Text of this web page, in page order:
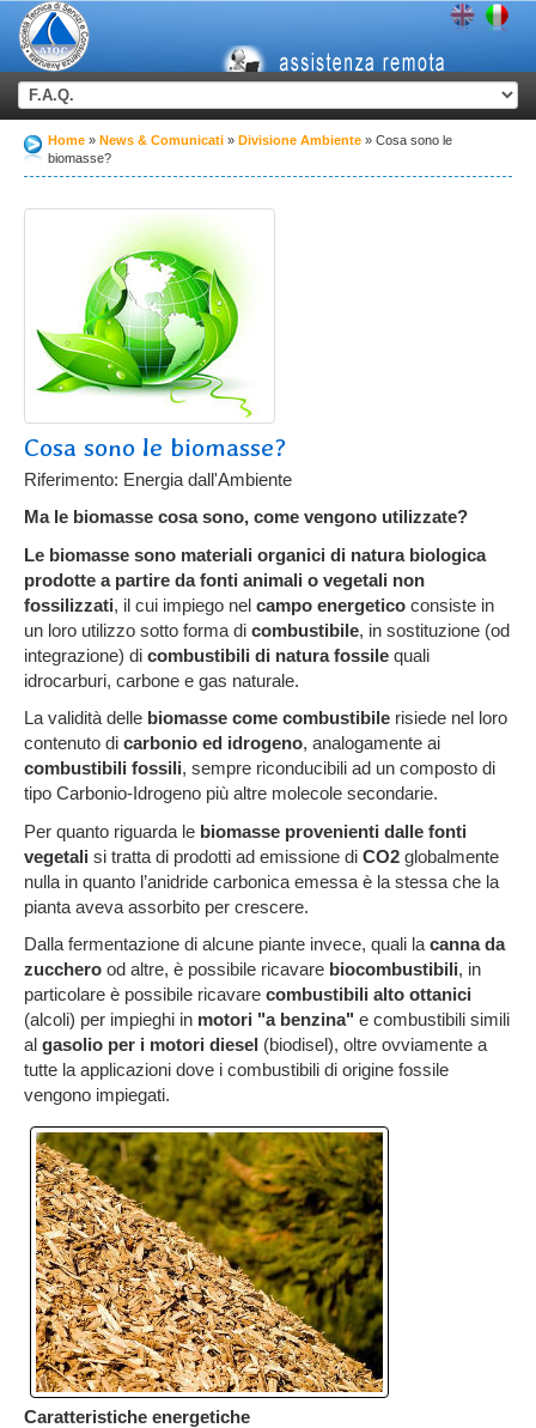
Home News & Comunicati Divisione Ambiente
Cosa sono le
biomasse?
Cosa sono le biomasse?
Riferimento: Energia dall'Ambiente
Ma le biomasse cosa sono, come vengono utilizzate?
Le biomasse sono materiali organici di natura biologica
prodotte a partire da fonti animali o vegetali non
fossilizzati, il cui impiego nel campo energetico consiste in
un loro utilizzo sotto forma di combustibile, in sostituzione (od
integrazione) di combustibili di natura fossile quali
idrocarburi, carbone e gas naturale.
La validità delle biomasse come combustibile risiede nel loro
contenuto di carbonio ed idrogeno, analogamente ai
combustibili fossili, sempre riconducibili ad un composto di
tipo Carbonio-Idrogeno più altre molecole secondarie.
Per quanto riguarda le biomasse provenienti dalle fonti
vegetali si tratta di prodotti ad emissione di CO2 globalmente
nulla in quanto l’anidride carbonica emessa è la stessa che la
pianta aveva assorbito per crescere.
Dalla fermentazione di alcune piante invece, quali la canna da
zucchero od altre, è possibile ricavare biocombustibili, in
particolare è possibile ricavare combustibili alto ottanici
(alcoli) per impieghi in motori "a benzina" e combustibili simili
al gasolio per i motori diesel (biodisel), oltre ovviamente a
tutte la applicazioni dove i combustibili di origine fossile
vengono impiegati.
Caratteristiche energetiche